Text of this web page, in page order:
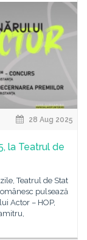
28 Aug 2025
la Teatrul de
Teatrul de Stat
pulsează
Actor – HOP,